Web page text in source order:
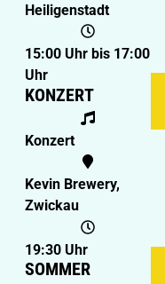
Heiligenstadt
15:00 Uhr bis 17:00
Uhr
KONZERT
Konzert
Kevin Brewery,
Zwickau
19:30 Uhr
SOMMER